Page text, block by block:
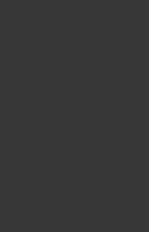
1880)
(1867)
1873)
1880)
1890)